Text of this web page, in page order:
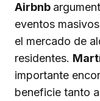
Airbnb
eventos
el mercado de
residentes.
importante
beneficie tanto